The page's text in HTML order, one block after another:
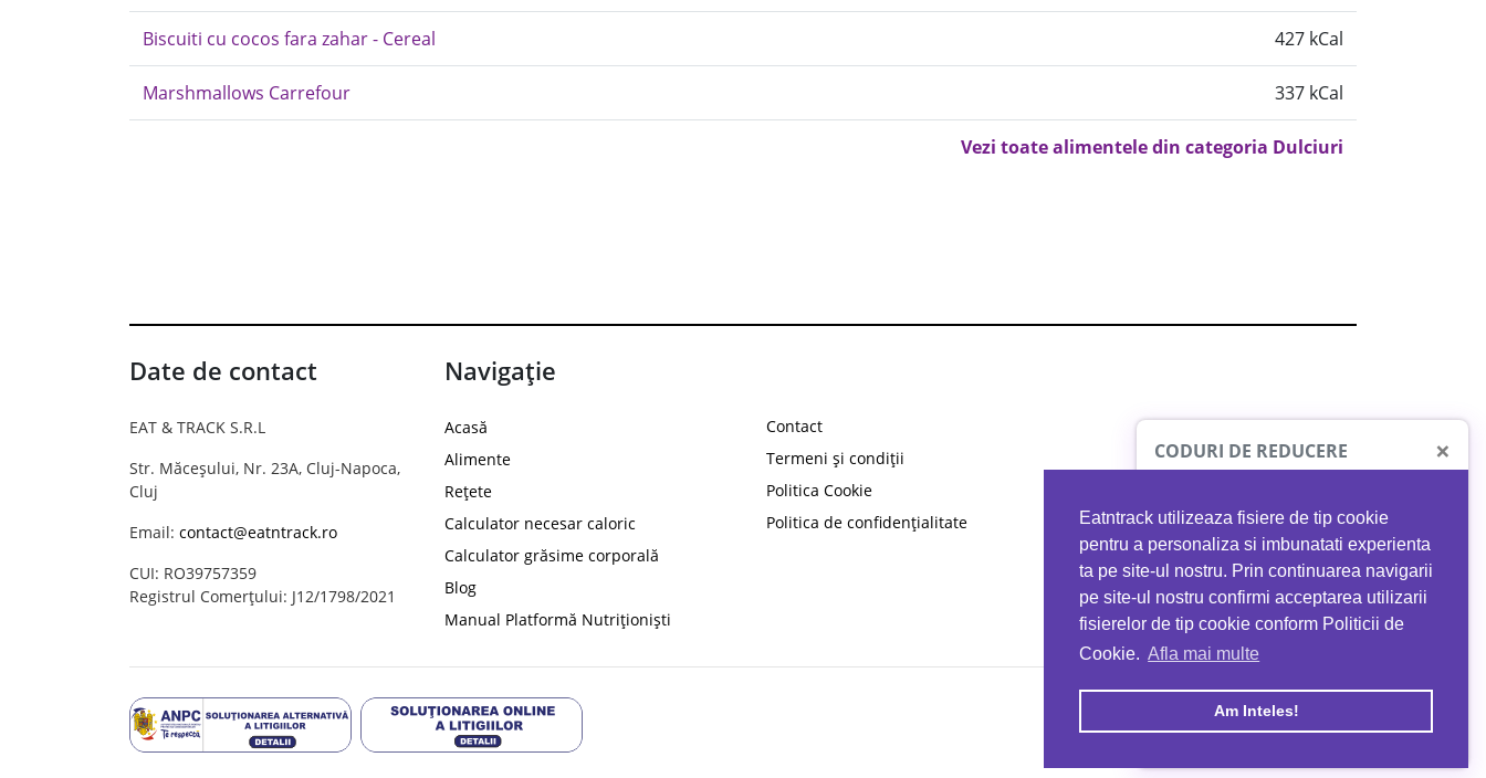
Eatntrack utilizeaza fisiere de tip cookie
pentru a personaliza si imbunatati experienta
ta pe site-ul nostru. Prin continuarea navigarii
pe site-ul nostru confirmi acceptarea utilizarii
fisierelor de tip cookie conform Politicii de
Cookie. Afla mai multe
Am Inteles!
Biscuiti cu cocos fara zahar - Cereal 427 kCal
Marshmallows Carrefour 337 kCal
Vezi toate alimentele din categoria Dulciuri
Date de contact
EAT & TRACK S.R.L
Str. Măceșului, Nr. 23A, Cluj-Napoca,
Cluj
Email: contact@eatntrack.ro
CUI: RO39757359
Registrul Comerțului: J12/1798/2021
Navigație
Acasă
Alimente
Rețete
Calculator necesar caloric
Calculator grăsime corporală
Blog
Manual Platformă Nutriționiști
Contact
Termeni și condiții
Politica Cookie
Politica de confidențialitate
CODURI DE REDUCERE ×
PROTO41
reducere la orice comandă
EATNTRACK
MYPROTEIN
Ai40%reducere la orice comandă
folosind codul EATTRACK